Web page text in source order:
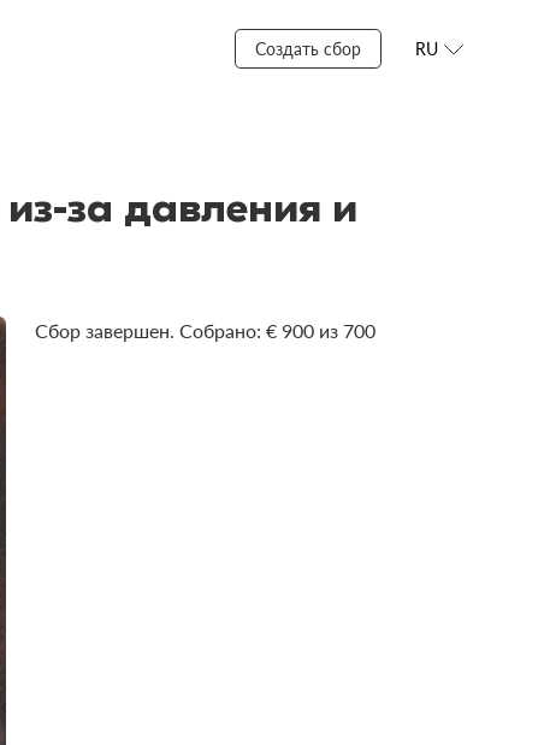
Создать сбор RU
за давления и
Сбор завершен. Собрано: € 900 из 700